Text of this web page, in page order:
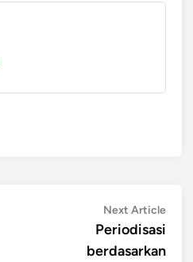
Next ArticleNext
Periodisasi
berdasarkan